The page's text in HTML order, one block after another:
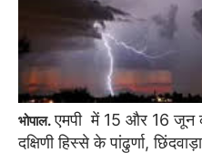
भोपाल. एमपी में 15 और 16 जून
दक्षिणी हिस्से के पांढुर्णा,